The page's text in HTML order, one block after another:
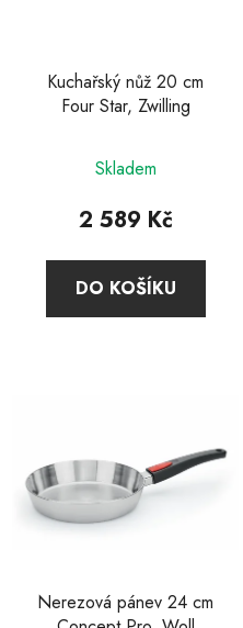
Kuchařský nůž 20 cm
Four Star, Zwilling
hodnocení
produktu
5,0
z
Skladem
2 589 Kč
DO KOŠÍKU
Nerezová pánev 24 cm